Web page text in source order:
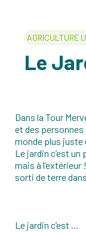
AGRICULTURE
Le
Dans la Tour
et des personnes
monde plus
Le jardin c’est un
mais à
sorti de terre
Le jardin c’est ...